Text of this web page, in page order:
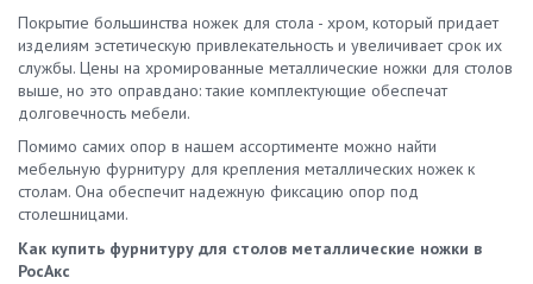
Покрытие большинства ножек для стола - хром, который придает
изделиям эстетическую привлекательность и увеличивает срок их
службы. Цены на хромированные металлические ножки для столов
выше, но это оправдано: такие комплектующие обеспечат
долговечность мебели.
Помимо самих опор в нашем ассортименте можно найти
мебельную фурнитуру для крепления металлических ножек к
столам. Она обеспечит надежную фиксацию опор под
столешницами.
Как купить фурнитуру для столов металлические ножки в
РосАкс